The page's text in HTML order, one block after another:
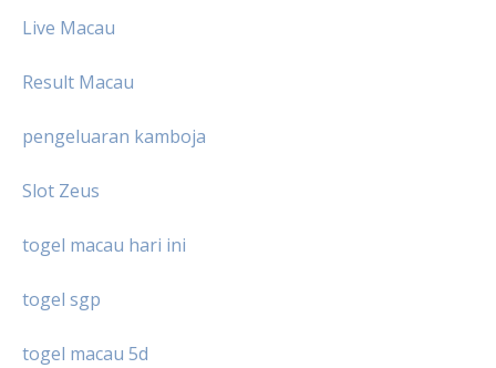
Live Macau
Result Macau
pengeluaran kamboja
Slot Zeus
togel macau hari ini
togel sgp
togel macau 5d